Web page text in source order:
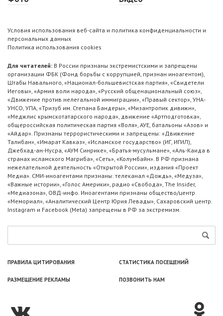
Условия использования веб-сайта и политика конфиденциальности и
персональных данных
Политика использования cookies
Для читателей: В России признаны экстремистскими и запрещены
организации ФБК (Фонд борьбы с коррупцией, признан иноагентом),
Штабы Навального, «Национал-большевистская партия», «Свидетели
Иеговы», «Армия воли народа», «Русский общенациональный союз»,
«Движение против нелегальной иммиграции», «Правый сектор», УНА-
УНСО, УПА, «Тризуб им. Степана Бандеры», «Мизантропик дивижн»,
«Меджлис крымскотатарского народа», движение «Артподготовка»,
общероссийская политическая партия «Воля», АУЕ, батальоны «Азов» и
«Айдар». Признаны террористическими и запрещены: «Движение
Талибан», «Имарат Кавказ», «Исламское государство» (ИГ, ИГИЛ),
Джебхад-ан-Нусра, «АУМ Синрике», «Братья-мусульмане», «Аль-Каида в
странах исламского Магриба», «Сеть», «Колумбайн». В РФ признана
нежелательной деятельность «Открытой России», издания «Проект
Медиа». СМИ-иноагентами признаны: телеканал «Дождь», «Медуза»,
«Важные истории», «Голос Америки», радио «Свобода», The Insider,
«Медиазона», ОВД-инфо. Иноагентами признаны общество/центр
«Мемориал», «Аналитический Центр Юрия Левады», Сахаровский центр.
Instagram и Facebook (Metа) запрещены в РФ за экстремизм.
ПРАВИЛА ЦИТИРОВАНИЯ СТАТИСТИКА ПОСЕЩЕНИЙ
РАЗМЕЩЕНИЕ РЕКЛАМЫ ПОЗВОНИТЬ НАМ